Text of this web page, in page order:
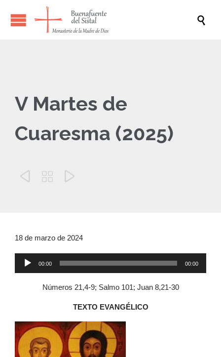

V Martes de
Cuaresma (2025)
  
18 de marzo de 2024
00:00 00:00
Números 21,4-9; Salmo 101; Juan 8,21-30
TEXTO EVANGÉLICO